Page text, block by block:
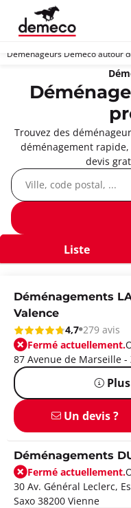
Déménageurs Demeco autour
Trouvez des
déménagement
devis
Liste
Déménagements
Valence
4,7 279 avis
Fermé actuellement.
87 Avenue de Marseille -
Un devis ?
Déménagements
Fermé actuellement.
30 Av. Général Leclerc,
Saxo 38200 Vienne